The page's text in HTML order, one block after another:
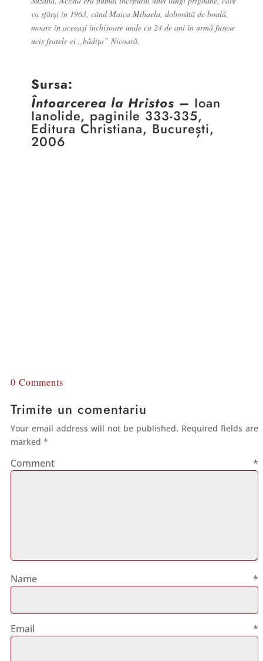
va sfârși în 1963, când Maica Mihaela, doborâtă de boală,
moare în aceeaşi închisoare unde cu 24 de ani în urmă fusese
ucis fratele ei ,,bădița” Nicoară.
Sursa:
Întoarcerea la Hristos – Ioan
Ianolide, paginile 333-335,
Editura Christiana, București,
2006
0 Comments
Trimite un comentariu
Your email address will not be published. Required fields are
marked*
Comment *
Name *
Email *